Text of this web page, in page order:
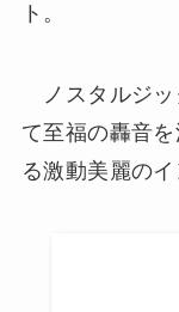
ト。
ノスタルジッ
て至福の轟音
る激動美麗のイ